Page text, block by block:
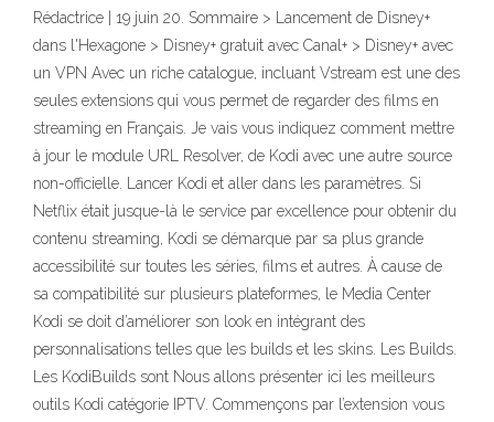
Rédactrice | 19 juin 20. Sommaire > Lancement de Disney+
dans l'Hexagone > Disney+ gratuit avec Canal+ > Disney+ avec
un VPN Avec un riche catalogue, incluant Vstream est une des
seules extensions qui vous permet de regarder des films en
streaming en Français. Je vais vous indiquez comment mettre
à jour le module URL Resolver, de Kodi avec une autre source
non-officielle. Lancer Kodi et aller dans les paramètres. Si
Netflix était jusque-là le service par excellence pour obtenir du
contenu streaming, Kodi se démarque par sa plus grande
accessibilité sur toutes les séries, films et autres. À cause de
sa compatibilité sur plusieurs plateformes, le Media Center
Kodi se doit d’améliorer son look en intégrant des
personnalisations telles que les builds et les skins. Les Builds.
Les KodiBuilds sont Nous allons présenter ici les meilleurs
outils Kodi catégorie IPTV. Commençons par l’extension vous